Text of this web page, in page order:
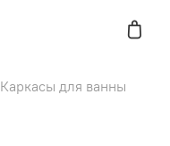
Каркасы для ванны